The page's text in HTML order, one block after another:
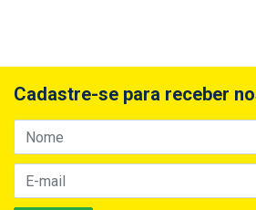
Cadastre-se para receber